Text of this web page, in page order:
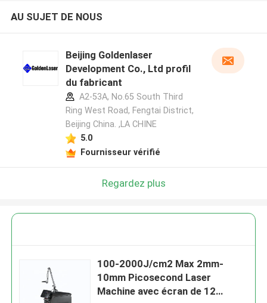
AU SUJET DE NOUS
Beijing Goldenlaser
Development Co., Ltd profil
du fabricant
A2-53A, No.65 South Third
Ring West Road, Fengtai District,
Beijing China. ,LA CHINE
5.0
Fournisseur vérifié
Regardez plus
100-2000J/cm2 Max 2mm-
10mm Picosecond Laser
Machine avec écran de 12